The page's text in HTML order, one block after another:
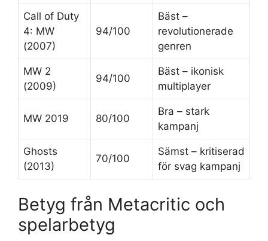
Call of Duty
4: MW
(2007)
94/100
Bäst –
revolutionerade
genren
MW 2
(2009)
94/100
Bäst – ikonisk
multiplayer
MW 2019 80/100
Bra – stark
kampanj
Ghosts
(2013)
70/100
Sämst – kritiserad
för svag kampanj
Betyg från Metacritic och
spelarbetyg